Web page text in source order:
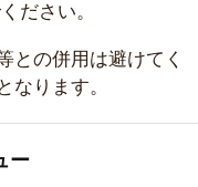
ださい。
との併用は避けてく
なります。
ー